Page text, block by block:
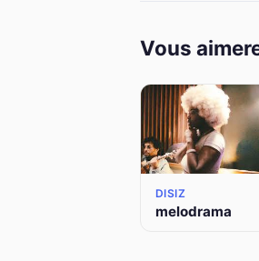
Vous
DISIZ
melodrama